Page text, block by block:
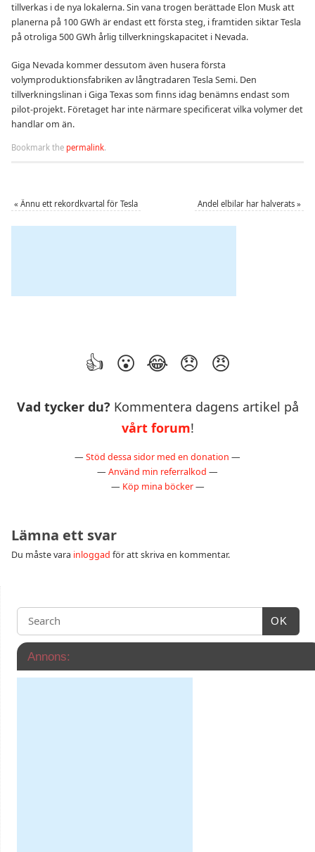
tillverkas i de nya lokalerna. Sin vana trogen berättade Elon Musk att
planerna på 100 GWh är endast ett första steg, i framtiden siktar Tesla
på otroliga 500 GWh årlig tillverkningskapacitet i Nevada.
Giga Nevada kommer dessutom även husera första
volymproduktionsfabriken av långtradaren Tesla Semi. Den
tillverkningslinan i Giga Texas som finns idag benämns endast som
pilot-projekt. Företaget har inte närmare specificerat vilka volymer det
handlar om än.
Bookmark the permalink.
« Ännu ett rekordkvartal för Tesla Andel elbilar har halverats »
Vad tycker du? Kommentera dagens artikel på
vårt forum!
— Stöd dessa sidor med en donation —
— Använd min referralkod —
— Köp mina böcker—
Lämna ett svar
Du måste vara inloggad för att skriva en kommentar.
OK
Annons: